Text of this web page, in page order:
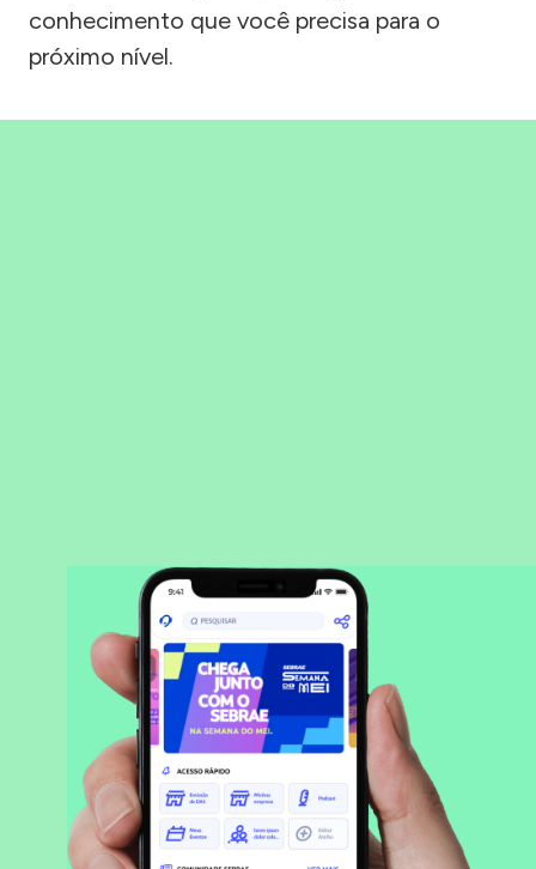
conhecimento que você precisa para o
próximo nível.